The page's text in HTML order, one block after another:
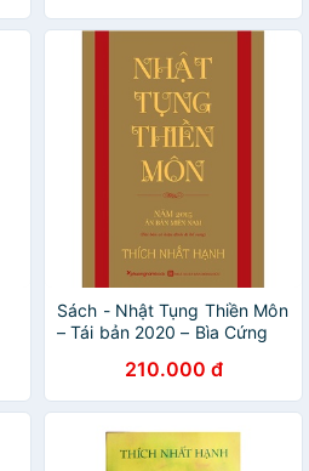
Sách - Nhật Tụng Thiền Môn
– Tái bản 2020 – Bìa Cứng
210.000 đ